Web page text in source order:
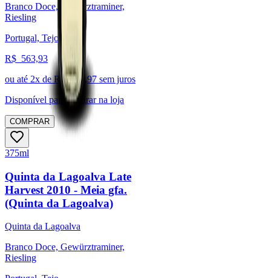
Branco Doce, Gewürztraminer,
Riesling
Portugal, Tejo
R$ 563,93
ou até 2x de R$ 281,97 sem juros
Disponível para: Retirar na loja
COMPRAR
375ml
Quinta da Lagoalva Late
Harvest 2010 - Meia gfa.
(Quinta da Lagoalva)
Quinta da Lagoalva
Branco Doce, Gewürztraminer,
Riesling